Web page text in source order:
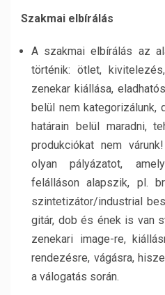
Szakmai elbírálás
A szakmai elbírálás az
történik: ötlet,
zenekar kiállása,
belül nem kategorizálunk,
határain belül maradni,
produkciókat nem
olyan pályázatot,
felálláson alapszik, pl.
szintetizátor/industrial
gitár, dob és ének is van
zenekari image-re,
rendezésre, vágásra,
a válogatás során.